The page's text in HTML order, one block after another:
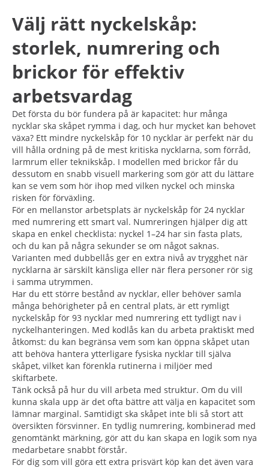
Välj rätt nyckelskåp:
storlek, numrering och
brickor för effektiv
arbetsvardag
Det första du bör fundera på är kapacitet: hur många
nycklar ska skåpet rymma i dag, och hur mycket kan behovet
växa? Ett mindre nyckelskåp för 10 nycklar är perfekt när du
vill hålla ordning på de mest kritiska nycklarna, som förråd,
larmrum eller teknikskåp. I modellen med brickor får du
dessutom en snabb visuell markering som gör att du lättare
kan se vem som hör ihop med vilken nyckel och minska
risken för förväxling.
För en mellanstor arbetsplats är nyckelskåp för 24 nycklar
med numrering ett smart val. Numreringen hjälper dig att
skapa en enkel checklista: nyckel 1–24 har sin fasta plats,
och du kan på några sekunder se om något saknas.
Varianten med dubbellås ger en extra nivå av trygghet när
nycklarna är särskilt känsliga eller när flera personer rör sig
i samma utrymmen.
Har du ett större bestånd av nycklar, eller behöver samla
många behörigheter på en central plats, är ett rymligt
nyckelskåp för 93 nycklar med numrering ett tydligt nav i
nyckelhanteringen. Med kodlås kan du arbeta praktiskt med
åtkomst: du kan begränsa vem som kan öppna skåpet utan
att behöva hantera ytterligare fysiska nycklar till själva
skåpet, vilket kan förenkla rutinerna i miljöer med
skiftarbete.
Tänk också på hur du vill arbeta med struktur. Om du vill
kunna skala upp är det ofta bättre att välja en kapacitet som
lämnar marginal. Samtidigt ska skåpet inte bli så stort att
översikten försvinner. En tydlig numrering, kombinerad med
genomtänkt märkning, gör att du kan skapa en logik som nya
medarbetare snabbt förstår.
För dig som vill göra ett extra prisvärt köp kan det även vara